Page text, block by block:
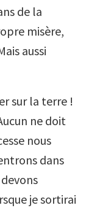
de la
misère,
aussi
sur la terre !
ne doit
nous
dans
je sortirai